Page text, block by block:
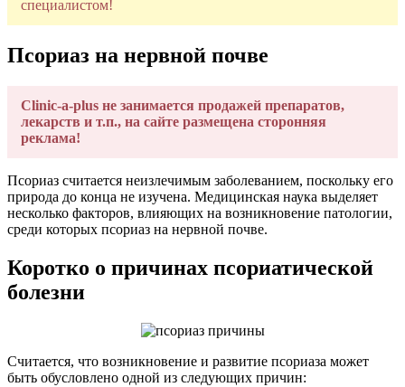
специалистом!
Псориаз на нервной почве
Clinic-a-plus не занимается продажей препаратов,
лекарств и т.п., на сайте размещена сторонняя
реклама!
Псориаз считается неизлечимым заболеванием, поскольку его
природа до конца не изучена. Медицинская наука выделяет
несколько факторов, влияющих на возникновение патологии,
среди которых псориаз на нервной почве.
Коротко о причинах псориатической
болезни
Считается, что возникновение и развитие псориаза может
быть обусловлено одной из следующих причин: